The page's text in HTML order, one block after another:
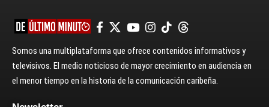
Somos una multiplataforma que ofrece contenidos informativos y
televisivos. El medio noticioso de mayor crecimiento en audiencia en
el menor tiempo en la historia de la comunicación caribeña.